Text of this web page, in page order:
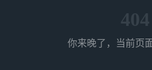
404
你来晚了，当前页